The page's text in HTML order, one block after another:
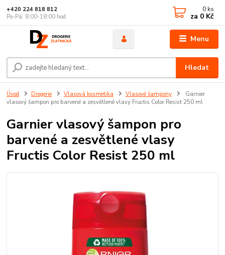
Menu
Hledat
+420 224 818 812
Po-Pá: 8:00-18:00 hod.
0 ks
za 0 Kč
Úvod Drogerie Vlasová kosmetika Vlasové šampony
Garnier
vlasový šampon pro barvené a zesvětlené vlasy Fructis Color Resist 250 ml
Garnier vlasový šampon pro
barvené a zesvětlené vlasy
Fructis Color Resist 250 ml